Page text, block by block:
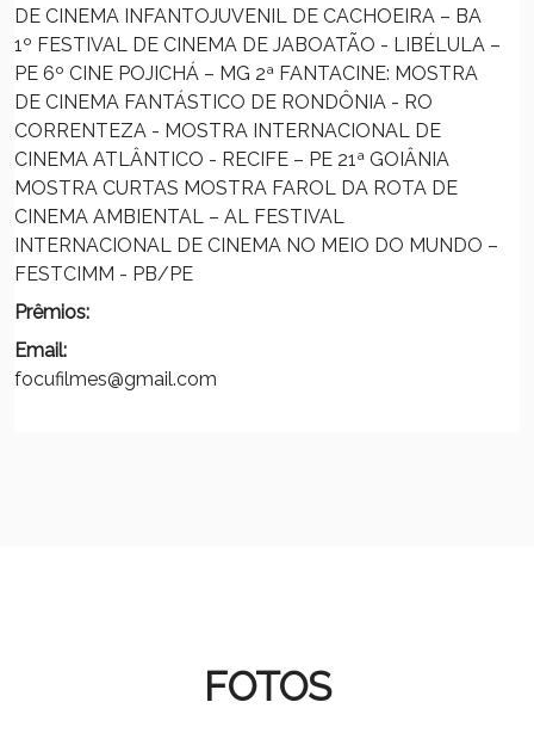
DE CINEMA INFANTOJUVENIL DE CACHOEIRA – BA
1º FESTIVAL DE CINEMA DE JABOATÃO - LIBÉLULA –
PE 6º CINE POJICHÁ – MG 2ª FANTACINE: MOSTRA
DE CINEMA FANTÁSTICO DE RONDÔNIA - RO
CORRENTEZA - MOSTRA INTERNACIONAL DE
CINEMA ATLÂNTICO - RECIFE – PE 21ª GOIÂNIA
MOSTRA CURTAS MOSTRA FAROL DA ROTA DE
CINEMA AMBIENTAL – AL FESTIVAL
INTERNACIONAL DE CINEMA NO MEIO DO MUNDO –
FESTCIMM - PB/PE
Prêmios:
Email:
focufilmes@gmail.com
FOTOS